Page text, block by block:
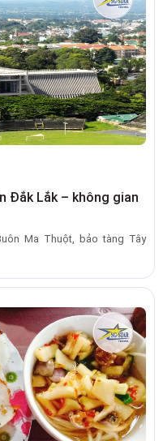
Đắk Lắk – không gian
Ma Thuột, bảo tàng Tây